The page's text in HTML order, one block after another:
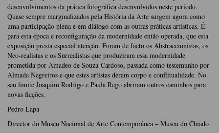
desenvolvimentos da prática fotográfica desenvolvidos neste período.
Quase sempre marginalizados pela História da Arte surgem agora como
uma participação plena e em diálogo com as outras práticas artísticas. É
para esta época e reconfiguração da modernidade então operada, que esta
exposição presta especial atenção. Foram de facto os Abstraccionistas, os
Neo-realistas e os Surrealistas que produziram essa modernidade
prometida por Amadeo de Souza-Cardoso, passada como testemunho por
Almada Negreiros e que estes artistas deram corpo e conflitualidade. No
seu limite Joaquim Rodrigo e Paula Rego abriram outros caminhos para
novas ficções.
Pedro Lapa
Director do Museu Nacional de Arte Contemporânea – Museu do Chiado